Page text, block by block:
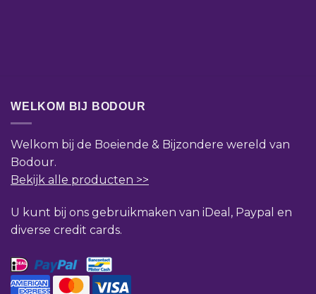
WELKOM BIJ BODOUR
Welkom bij de Boeiende & Bijzondere wereld van
Bodour.
Bekijk alle producten >>
U kunt bij ons gebruikmaken van iDeal, Paypal en
diverse credit cards.